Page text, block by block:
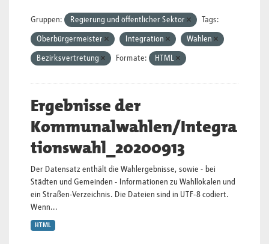
Gruppen: Regierung und öffentlicher Sektor Tags:
Oberbürgermeister Integration Wahlen
Bezirksvertretung Formate: HTML
Ergebnisse der
Kommunalwahlen/Integra
tionswahl_20200913
Der Datensatz enthält die Wahlergebnisse, sowie - bei
Städten und Gemeinden - Informationen zu Wahllokalen und
ein Straßen-Verzeichnis. Die Dateien sind in UTF-8 codiert.
Wenn...
HTML